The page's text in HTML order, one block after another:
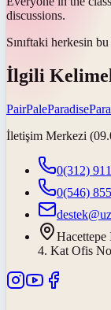
discussions.
Sınıftaki herkesin
İlgili
PairPaleParadise
İletişim Merkezi
0(312)
0(546)
4. Kat Ofis